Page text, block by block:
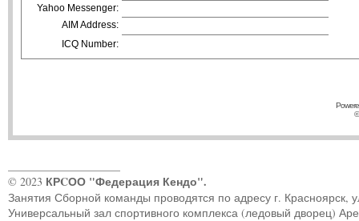
Yahoo Messenger:
AIM Address:
ICQ Number:
© 2023 КРCОО "Федерация Кендо".
Занятия Сборной команды проводятся по адресу г. Красноярск,
Универсальный зал спортивного комплекса (ледовый дворец)